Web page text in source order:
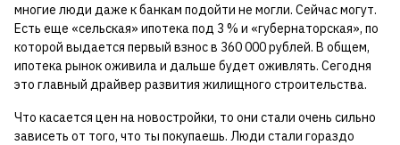
многие люди даже к банкам подойти не могли. Сейчас могут.
Есть еще «сельская» ипотека под 3 % и «губернаторская», по
которой выдается первый взнос в 360 000 рублей. В общем,
ипотека рынок оживила и дальше будет оживлять. Сегодня
это главный драйвер развития жилищного строительства.
Что касается цен на новостройки, то они стали очень сильно
зависеть от того, что ты покупаешь. Люди стали гораздо